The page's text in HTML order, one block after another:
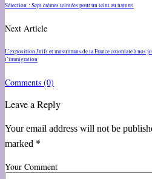
Sélection : Sept crèmes teintées pour un teint au naturel
Next Article
L’exposition Juifs et musulmans de la France coloniale à nos
l’immigration
Comments (0)
Leave a Reply
Your email address will not be
marked *
Your Comment